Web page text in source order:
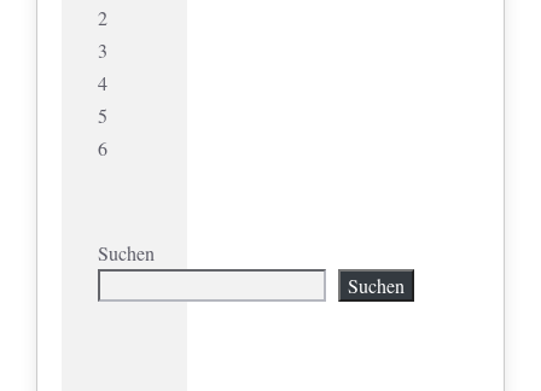
2
3
4
5
6
Suchen
Suchen